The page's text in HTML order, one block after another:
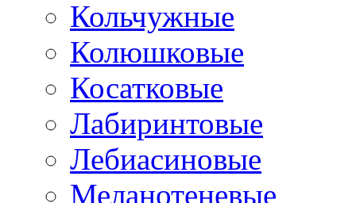
Кольчужные
Колюшковые
Косатковые
Лабиринтовые
Лебиасиновые
Меланотеневые